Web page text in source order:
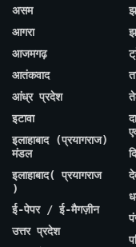
असम
आगरा
आजमगढ़
आतंकवाद
आंध्र प्रदेश
इटावा
इलाहाबाद (प्रयागराज)
मंडल
इलाहाबाद( प्रयागराज
)
ई-पेपर / ई-मैगज़ीन
उत्तर प्रदेश